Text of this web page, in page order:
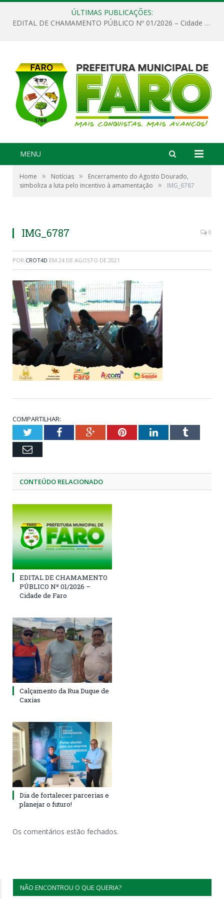
ÚLTIMAS PUBLICAÇÕES:
EDITAL DE CHAMAMENTO PÚBLICO Nº 01/2026 – Cidade de Faro
MENU
Home » Notícias »
Encerramento do Agosto Dourado,
simboliza a luta pelo incentivo à amamentação
» IMG_6787
IMG_6787 0
POR CROT4D EM 24 DE AGOSTO DE 2021
COMPARTILHAR:
TwitterFacebookGoogle+PinterestLinkedInTumblr
Email
CONTEÚDO RELACIONADO
EDITAL DE CHAMAMENTO
PÚBLICO Nº 01/2026 –
Cidade de Faro
Calçamento da Rua Duque de
Caxias
Dia de fortalecer parcerias e
planejar o futuro!
Os comentários estão fechados.
NÃO ENCONTROU O QUE QUERIA?